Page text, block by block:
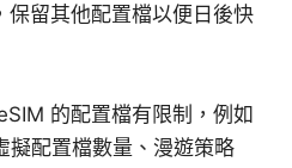
保留其他配置檔以便日後快
的配置檔有限制，例如
擬配置檔數量、漫遊策略